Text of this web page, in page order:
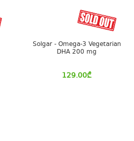
Solgar - Omega-3 Vegetarian
DHA 200 mg
129.00₾